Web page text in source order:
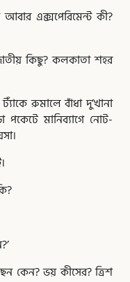
আবার এক্সপেরিমেন্ট কী?
কিছু? কলকাতা শহর
রুমালে বাঁধা দু’খানা
মানিব্যাগে নোট-
কেন? ভয় কীসের? ত্রিশ